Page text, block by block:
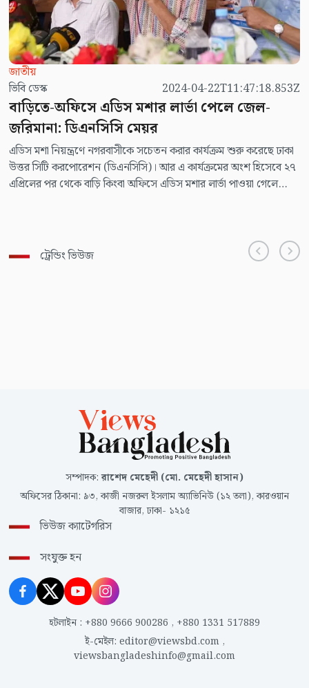
জাতীয়
ভিবি ডেস্ক
2024-04-22T11:47:18.853Z
বাড়িতে-অফিসে এডিস মশার লার্ভা পেলে জেল-
জরিমানা: ডিএনসিসি মেয়র
এডিস মশা নিয়ন্ত্রণে নগরবাসীকে সচেতন করার কার্যক্রম শুরু করেছে ঢাকা
উত্তর সিটি করপোরেশন (ডিএনসিসি)। আর এ কার্যক্রমের অংশ হিসেবে ২৭
এপ্রিলের পর থেকে বাড়ি কিংবা অফিসে এডিস মশার লার্ভা পাওয়া গেলে
ট্রেন্ডিং ভিউজ
সম্পাদক:রাশেদ মেহেদী (মো. মেহেদী হাসান)
অফিসের ঠিকানা: ৯৩, কাজী নজরুল ইসলাম অ্যাভিনিউ (১২ তলা), কারওয়ান
বাজার, ঢাকা- ১২১৫
ভিউজ ক্যাটেগরিস
সংযুক্ত হন
হটলাইন : +880 9666 900286 , +880 1331 517889
ই-মেইল: editor@viewsbd.com,
viewsbangladeshinfo@gmail.com